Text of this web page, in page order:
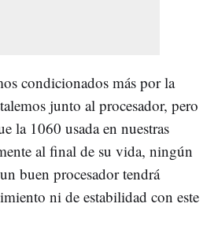
condicionados más por la
junto al procesador, pero
la 1060 usada en nuestras
al final de su vida, ningún
buen procesador tendrá
ni de estabilidad con este